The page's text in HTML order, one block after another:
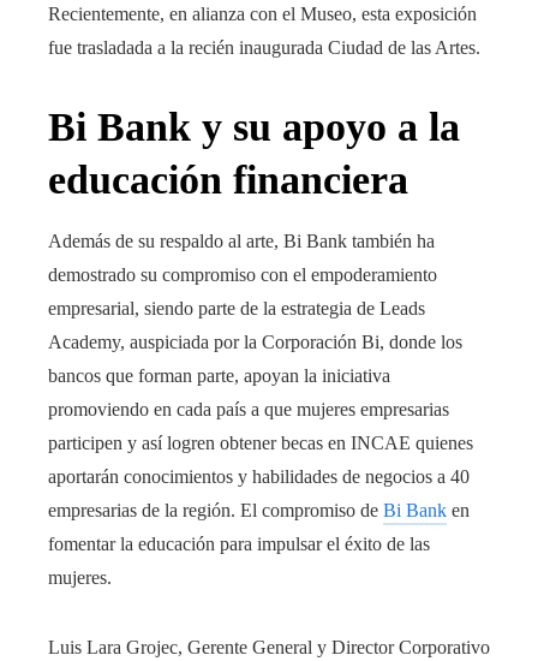
Recientemente, en alianza con el Museo, esta exposición
fue trasladada a la recién inaugurada Ciudad de las Artes.
Bi Bank y su apoyo a la
educación financiera
Además de su respaldo al arte, Bi Bank también ha
demostrado su compromiso con el empoderamiento
empresarial, siendo parte de la estrategia de Leads
Academy, auspiciada por la Corporación Bi, donde los
bancos que forman parte, apoyan la iniciativa
promoviendo en cada país a que mujeres empresarias
participen y así logren obtener becas en INCAE quienes
aportarán conocimientos y habilidades de negocios a 40
empresarias de la región. El compromiso de Bi Bank en
fomentar la educación para impulsar el éxito de las
mujeres.
Luis Lara Grojec, Gerente General y Director Corporativo